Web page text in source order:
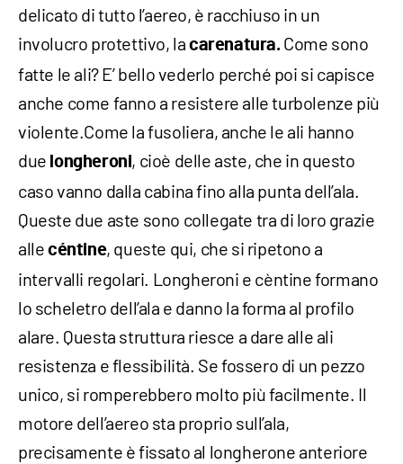
delicato di tutto l’aereo, è racchiuso in un
involucro protettivo, lacarenatura. Come sono
fatte le ali? E’ bello vederlo perché poi si capisce
anche come fanno a resistere alle turbolenze più
violente.Come la fusoliera, anche le ali hanno
due longheroni, cioè delle aste, che in questo
caso vanno dalla cabina fino alla punta dell’ala.
Queste due aste sono collegate tra di loro grazie
alle céntine, queste qui, che si ripetono a
intervalli regolari. Longheroni e cèntine formano
lo scheletro dell’ala e danno la forma al profilo
alare. Questa struttura riesce a dare alle ali
resistenza e flessibilità. Se fossero di un pezzo
unico, si romperebbero molto più facilmente. Il
motore dell’aereo sta proprio sull’ala,
precisamente è fissato al longherone anteriore